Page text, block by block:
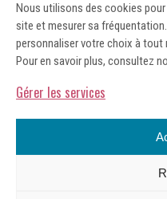
Nous utilisons des cookies
site et mesurer sa
personnaliser votre choix à tout
Pour en savoir plus, consultez
Gérer les services